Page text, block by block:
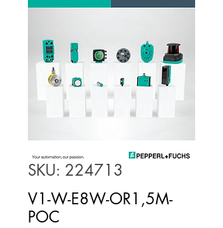
SKU: 224713
V1-W-E8W-OR1,5M-
POC